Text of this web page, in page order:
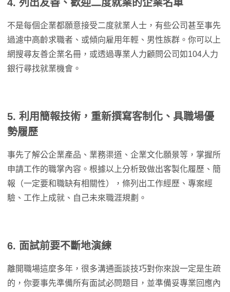
4. 列出友善、歡迎二度就業的企業名單
不是每個企業都願意接受二度就業人士，有些公司甚至事先
過濾中高齡求職者、或傾向雇用年輕、男性族群。你可以上
網搜尋友善企業名冊，或透過專業人力顧問公司如104人力
銀行尋找就業機會。
5. 利用簡報技術，重新撰寫客制化、具職場優
勢履歷
事先了解公企業產品、業務渠道、企業文化願景等，掌握所
申請工作的職掌內容。根據以上分析致做出客製化履歷、簡
報（一定要和職缺有相關性），條列出工作經歷、專案經
驗、工作上成就、自己未來職涯規劃。
6. 面試前要不斷地演練
離開職場這麼多年，很多溝通面談技巧對你來說一定是生疏
的，你要事先準備所有面試必問題目，並準備妥專業回應內